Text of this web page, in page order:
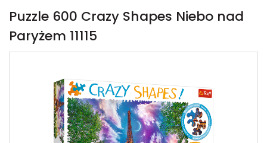
Puzzle 600 Crazy Shapes Niebo nad
Paryżem 11115